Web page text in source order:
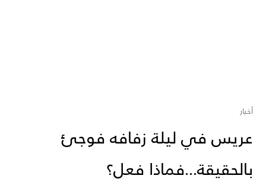
أخبار
عريس في ليلة زفافه فوجئ
بالحقيقة...فماذا فعل؟